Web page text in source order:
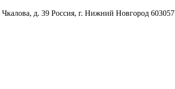
Чкалова, д. 39 Россия, г. Нижний Новгород 603057